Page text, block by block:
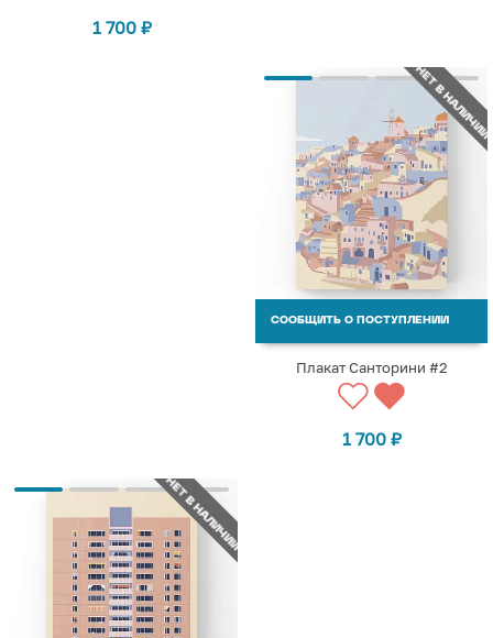
1 700 ₽
НЕТ В НАЛИЧИИ
СООБЩИТЬ О ПОСТУПЛЕНИИ
Плакат Санторини #2
1 700 ₽
НЕТ В НАЛИЧИИ